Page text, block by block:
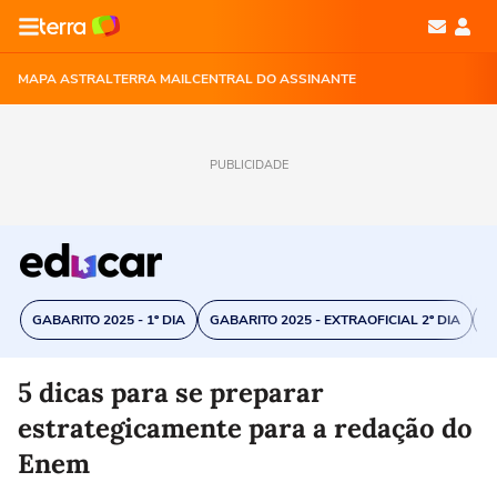
MAPA ASTRALTERRA MAILCENTRAL DO ASSINANTE
PUBLICIDADE
GABARITO 2025 - 1º DIA GABARITO 2025 - EXTRAOFICIAL 2º DIA
5 dicas para se preparar
estrategicamente para a redação do
Enem